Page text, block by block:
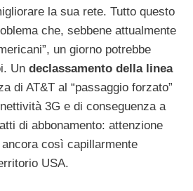
la sua rete. Tutto questo
che, sebbene attualmente
un giorno potrebbe
Un declassamento della linea
di AT&T al “passaggio forzato”
3G e di conseguenza a
di abbonamento: attenzione
così capillarmente
USA.